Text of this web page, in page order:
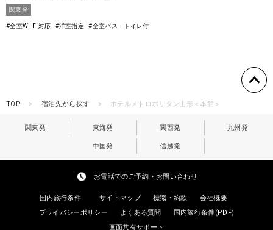
関東発
#全室Wi-Fi対応 #洋室指定 #全室バス・トイレ付
TOP 宿泊先から探す ホテルメトロポリタン山形＜本館＞
関東発 東海発 関西発 九州発
中国発 信越発
お電話でのご予約・お問い合わせ
国内旅行条件 サイトマップ 標識・約款
会社概要
プライバシーポリシー
よくある質問
国内旅行条件(PDF)
画面共有サポート